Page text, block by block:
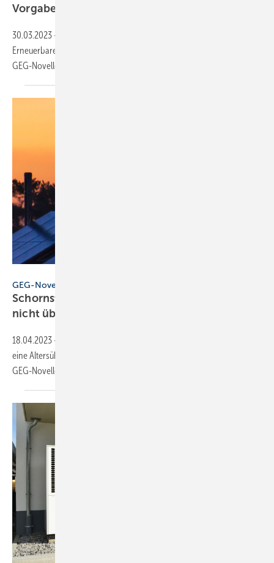
Vorgabe ab
30.03.2023 -
Erneuerbaren für neue Heizungen ab 2024 bestätigt. Im April soll die
GEG-Novelle beschlossen
GEG-Novelle
Schornsteinfeger wollen Alters­über­prüfung
nicht übernehmen
18.04.2023 -
eine Altersüberprüfung bei Kunden gemäß dem Referentenentwurf zur
GEG-Novelle bei einer